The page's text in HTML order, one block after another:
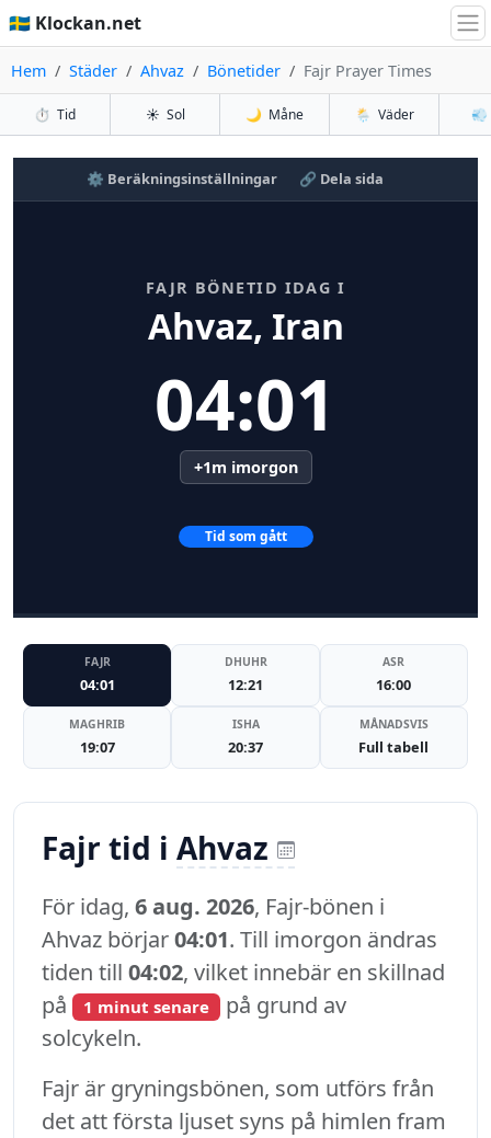
🇸🇪 Klockan.net
Hem Städer Ahvaz Bönetider Fajr Prayer Times
⏱️ Tid ☀️ Sol 🌙 Måne 🌦️ Väder 💨
⚙️ Beräkningsinställningar 🔗 Dela sida
FAJR BÖNETID IDAG I
Ahvaz, Iran
04:01
+1m imorgon
Tid som gått
FAJR
04:01
DHUHR
12:21
ASR
16:00
MAGHRIB
19:07
ISHA
20:37
MÅNADSVIS
Full tabell
Fajr tid i Ahvaz
För idag, 6 aug. 2026, Fajr-bönen i
Ahvaz börjar04:01. Till imorgon ändras
tiden till 04:02, vilket innebär en skillnad
på
1 minut senare på grund av
solcykeln.
Fajr är gryningsbönen, som utförs från
det att första ljuset syns på himlen fram